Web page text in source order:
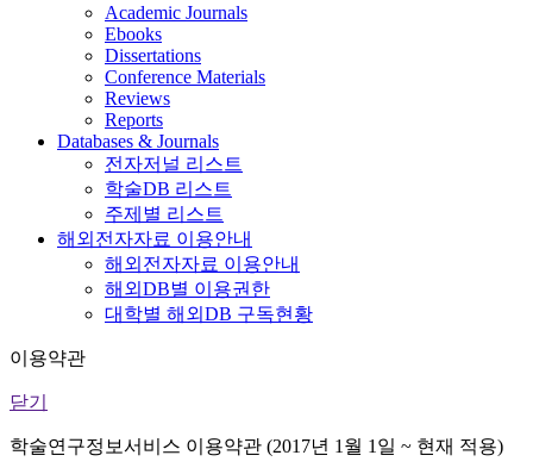
Academic Journals
Ebooks
Dissertations
Conference Materials
Reviews
Reports
Databases & Journals
전자저널 리스트
학술DB 리스트
주제별 리스트
해외전자자료 이용안내
해외전자자료 이용안내
해외DB별 이용권한
대학별 해외DB 구독현황
이용약관
닫기
학술연구정보서비스 이용약관 (2017년 1월 1일 ~ 현재 적용)